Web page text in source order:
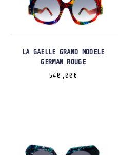
LA GAELLE GRAND MODELE
GERMAN ROUGE
540,00 €